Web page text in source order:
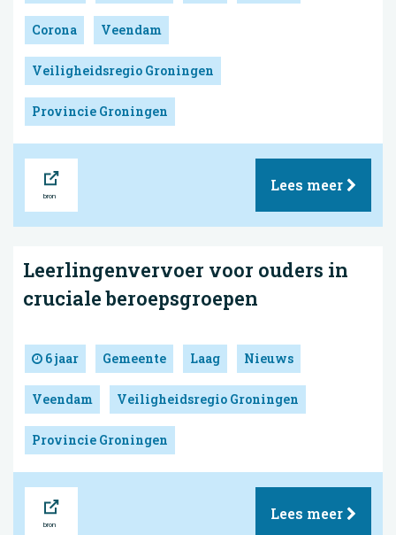
Corona Veendam
Veiligheidsregio Groningen
Provincie Groningen
Lees meer
Leerlingenvervoer voor ouders in
cruciale beroepsgroepen
6 jaar Gemeente Laag Nieuws
Veendam Veiligheidsregio Groningen
Provincie Groningen
Lees meer